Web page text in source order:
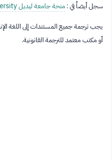
سجل أيضاً في :منحة جامعة ليديل Avondale University
يجب ترجمة جميع المستندات إلى اللغة
أو مكتب معتمد للترجمة القانونية.